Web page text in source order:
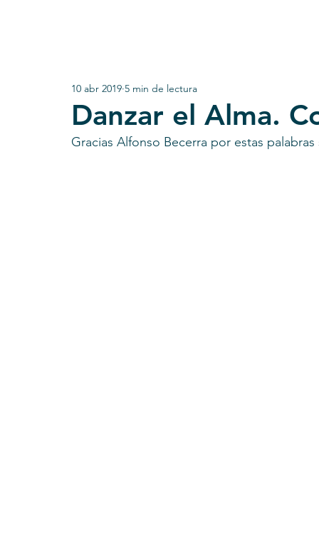
Danzar el Alma.
10 abr 2019 5 min de lectura
Gracias Alfonso Becerra por estas